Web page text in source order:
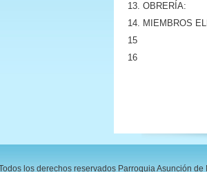
13. OBRERÍA:
14. MIEMBROS
15
16
los derechos reservados Parroquia Asunción de